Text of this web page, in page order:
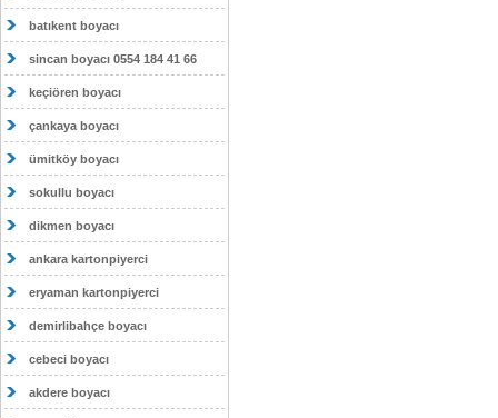
batıkent boyacı
sincan boyacı 0554 184 41 66
keçiören boyacı
çankaya boyacı
ümitköy boyacı
sokullu boyacı
dikmen boyacı
ankara kartonpiyerci
eryaman kartonpiyerci
demirlibahçe boyacı
cebeci boyacı
akdere boyacı